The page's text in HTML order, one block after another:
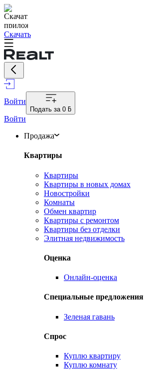
Скачать
Войти
Подать за 0 ƃ
Войти
Продажа
Квартиры
Квартиры
Квартиры в новых домах
Новостройки
Комнаты
Обмен квартир
Квартиры с ремонтом
Квартиры без отделки
Элитная недвижимость
Оценка
Онлайн-оценка
Специальные предложения
Зеленая гавань
Спрос
Куплю квартиру
Куплю комнату